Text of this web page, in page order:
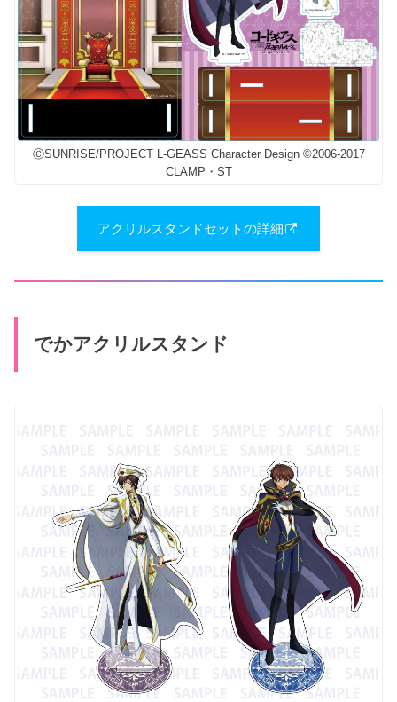
ⒸSUNRISE/PROJECT L-GEASS Character Design ©2006-2017
CLAMP・ST
アクリルスタンドセットの詳細
でかアクリルスタンド